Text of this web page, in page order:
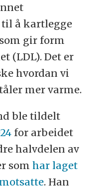
å kartlegge
gir form
(LDL). Det er
hvordan vi
mer varme.
ble tildelt
for arbeidet
halvdelen av
som har laget
. Han